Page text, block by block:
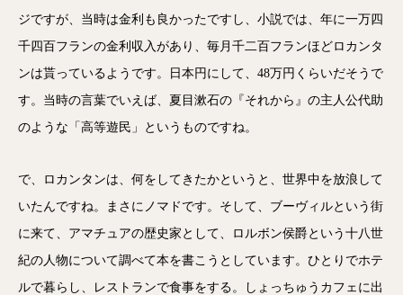
ジですが、当時は金利も良かったですし、小説では、年に一万四
千四百フランの金利収入があり、毎月千二百フランほどロカンタ
ンは貰っているようです。日本円にして、48万円くらいだそうで
す。当時の言葉でいえば、夏目漱石の『それから』の主人公代助
のような「高等遊民」というものですね。
で、ロカンタンは、何をしてきたかというと、世界中を放浪して
いたんですね。まさにノマドです。そして、ブーヴィルという街
に来て、アマチュアの歴史家として、ロルボン侯爵という十八世
紀の人物について調べて本を書こうとしています。ひとりでホテ
ルで暮らし、レストランで食事をする。しょっちゅうカフェに出